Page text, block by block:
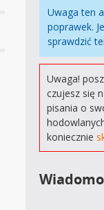
Uwaga ten
poprawek.
sprawdzić
Uwaga!
czujesz się
pisania o
koniecznie